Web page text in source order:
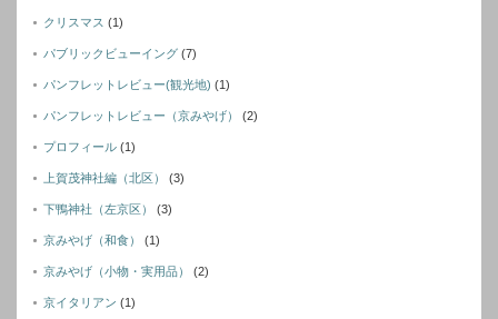
クリスマス (1)
パブリックビューイング (7)
パンフレットレビュー(観光地) (1)
パンフレットレビュー（京みやげ） (2)
プロフィール (1)
上賀茂神社編（北区） (3)
下鴨神社（左京区） (3)
京みやげ（和食） (1)
京みやげ（小物・実用品） (2)
京イタリアン (1)